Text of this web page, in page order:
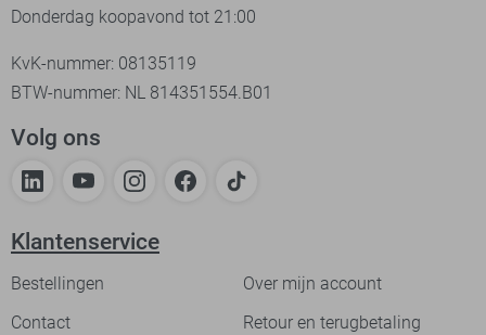
Donderdag koopavond tot 21:00
KvK-nummer: 08135119
BTW-nummer: NL 814351554.B01
Volg ons
Klantenservice
Bestellingen
Over mijn account
Contact
Retour en terugbetaling